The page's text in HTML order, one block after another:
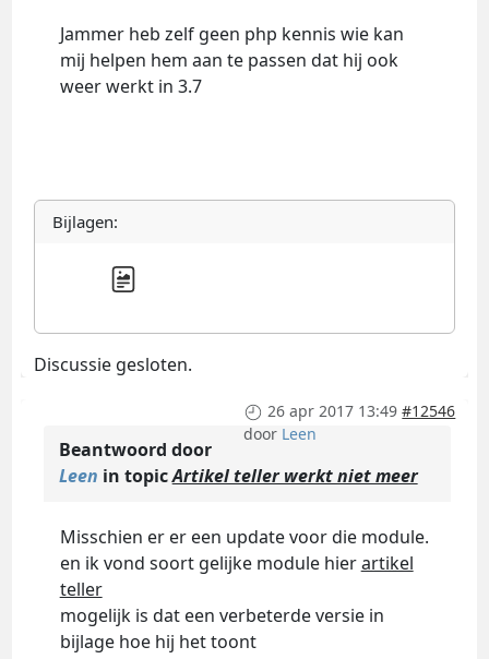
Jammer heb zelf geen php kennis wie kan
mij helpen hem aan te passen dat hij ook
weer werkt in 3.7
Bijlagen:
Discussie gesloten.
26 apr 2017 13:49 #12546
door Leen
Beantwoord door
Leen in topicArtikel teller werkt niet meer
Misschien er er een update voor die module.
en ik vond soort gelijke module hierartikel
teller
mogelijk is dat een verbeterde versie in
bijlage hoe hij het toont